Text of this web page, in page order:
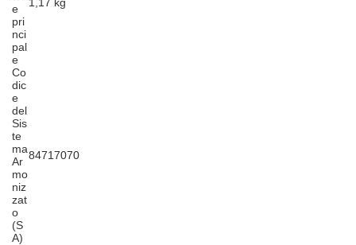
e
pri
nci
pal
e
Co
dic
e
del
Sis
te
ma
Ar
mo
niz
zat
o
(S
A)
84717070